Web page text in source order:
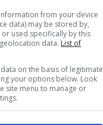
11:40 PSTfrom your device
data) may be stored by,
used specifically by this
data. List of
on the basis of legitimate
your options below. Look
site menu to manage or